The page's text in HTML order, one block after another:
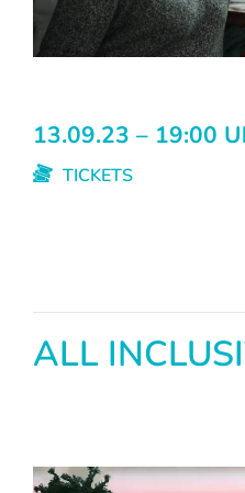
13.09.23 – 19:00
TICKETS
ALL